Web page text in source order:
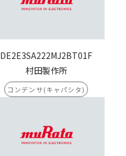
DE2E3SA222MJ2BT01F
村田製作所
コンデンサ(キャパシタ)